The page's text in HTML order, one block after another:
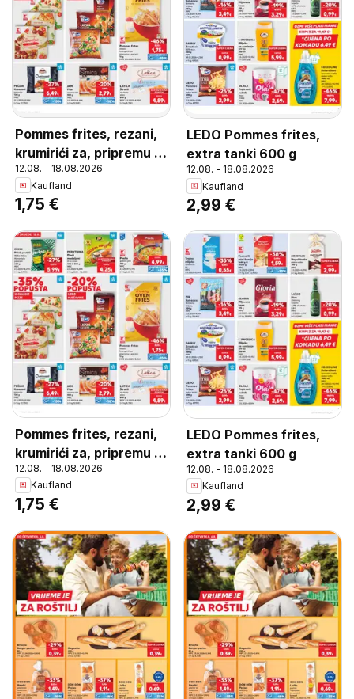
Pommes frites, rezani,
krumirići za, pripremu u
pećnici, 1 kg
12.08. - 18.08.2026
Kaufland
1,75 €
LEDO Pommes frites,
extra tanki 600 g
12.08. - 18.08.2026
Kaufland
2,99 €
Pommes frites, rezani,
krumirići za, pripremu u
pećnici, 1 kg
12.08. - 18.08.2026
Kaufland
1,75 €
LEDO Pommes frites,
extra tanki 600 g
12.08. - 18.08.2026
Kaufland
2,99 €